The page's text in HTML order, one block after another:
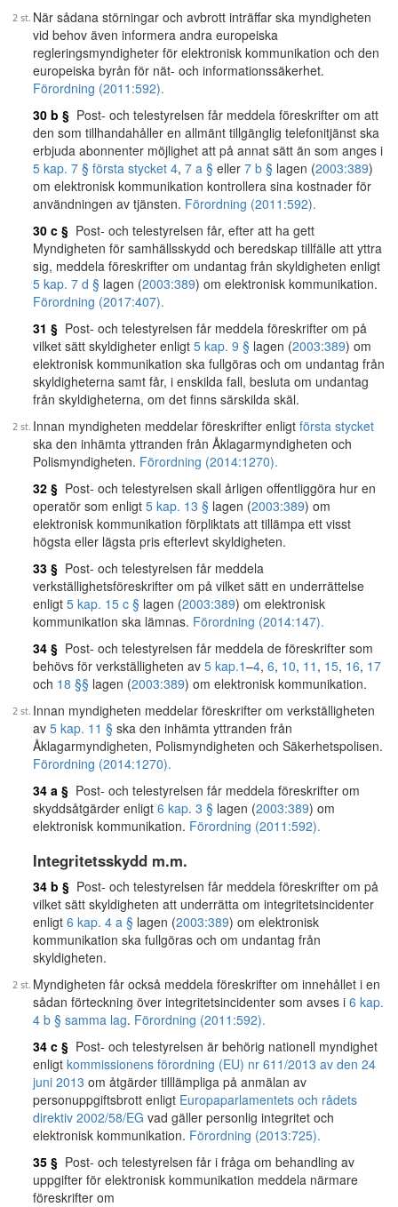
När sådana störningar och avbrott inträffar ska myndigheten
vid behov även informera andra europeiska
regleringsmyndigheter för elektronisk kommunikation och den
europeiska byrån för nät- och informationssäkerhet.
Förordning (2011:592).
30 b § Post- och telestyrelsen får meddela föreskrifter om att
den som tillhandahåller en allmänt tillgänglig telefonitjänst ska
erbjuda abonnenter möjlighet att på annat sätt än som anges i
5 kap. 7 § första stycket 4, 7 a § eller 7 b § lagen (2003:389)
om elektronisk kommunikation kontrollera sina kostnader för
användningen av tjänsten. Förordning (2011:592).
30 c § Post- och telestyrelsen får, efter att ha gett
Myndigheten för samhällsskydd och beredskap tillfälle att yttra
sig, meddela föreskrifter om undantag från skyldigheten enligt
5 kap. 7 d § lagen (2003:389) om elektronisk kommunikation.
Förordning (2017:407).
31 § Post- och telestyrelsen får meddela föreskrifter om på
vilket sätt skyldigheter enligt 5 kap. 9 § lagen (2003:389) om
elektronisk kommunikation ska fullgöras och om undantag från
skyldigheterna samt får, i enskilda fall, besluta om undantag
från skyldigheterna, om det finns särskilda skäl.
Innan myndigheten meddelar föreskrifter enligt första stycket
ska den inhämta yttranden från Åklagarmyndigheten och
Polismyndigheten. Förordning (2014:1270).
32 § Post- och telestyrelsen skall årligen offentliggöra hur en
operatör som enligt 5 kap. 13 § lagen (2003:389) om
elektronisk kommunikation förpliktats att tillämpa ett visst
högsta eller lägsta pris efterlevt skyldigheten.
33 § Post- och telestyrelsen får meddela
verkställighetsföreskrifter om på vilket sätt en underrättelse
enligt 5 kap. 15 c § lagen (2003:389) om elektronisk
kommunikation ska lämnas. Förordning (2014:147).
34 § Post- och telestyrelsen får meddela de föreskrifter som
behövs för verkställigheten av 5 kap.1–4, 6, 10, 11 , 15, 16, 17
och 18 §§ lagen (2003:389) om elektronisk kommunikation.
Innan myndigheten meddelar föreskrifter om verkställigheten
av 5 kap. 11 § ska den inhämta yttranden från
Åklagarmyndigheten, Polismyndigheten och Säkerhetspolisen.
Förordning (2014:1270).
34 a § Post- och telestyrelsen får meddela föreskrifter om
skyddsåtgärder enligt 6 kap. 3 § lagen (2003:389) om
elektronisk kommunikation. Förordning (2011:592).
Integritetsskydd m.m.
34 b § Post- och telestyrelsen får meddela föreskrifter om på
vilket sätt skyldigheten att underrätta om integritetsincidenter
enligt 6 kap. 4 a § lagen (2003:389) om elektronisk
kommunikation ska fullgöras och om undantag från
skyldigheten.
Myndigheten får också meddela föreskrifter om innehållet i en
sådan förteckning över integritetsincidenter som avses i 6 kap.
4 b § samma lag. Förordning (2011:592).
34 c § Post- och telestyrelsen är behörig nationell myndighet
enligt kommissionens förordning (EU) nr 611/2013 av den 24
juni 2013 om åtgärder tilllämpliga på anmälan av
personuppgiftsbrott enligt Europaparlamentets och rådets
direktiv 2002/58/EG vad gäller personlig integritet och
elektronisk kommunikation. Förordning (2013:725).
35 § Post- och telestyrelsen får i fråga om behandling av
uppgifter för elektronisk kommunikation meddela närmare
föreskrifter om